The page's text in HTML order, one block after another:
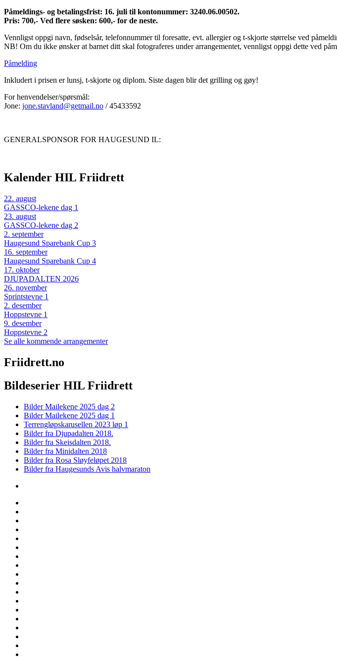
Påmeldings- og betalingsfrist: 16. juli til kontonummer: 3240.06.00502.
Pris: 700,- Ved flere søsken: 600,- for de neste.
Vennligst oppgi navn, fødselsår, telefonnummer til foresatte, evt. allergier og t-skjorte størrelse ved
NB! Om du ikke ønsker at barnet ditt skal fotograferes under arrangementet, vennligst oppgi dette ved
Påmelding
Inkludert i prisen er lunsj, t-skjorte og diplom. Siste dagen blir det grilling og gøy!
For henvendelser/spørsmål:
Jone: jone.stavland@getmail.no / 45433592
GENERALSPONSOR FOR HAUGESUND IL:
Kalender HIL Friidrett
22. august
GASSCO-lekene dag 1
23. august
GASSCO-lekene dag 2
2. september
Haugesund Sparebank Cup 3
16. september
Haugesund Sparebank Cup 4
17. oktober
DJUPADALTEN 2026
26. november
Sprintstevne 1
2. desember
Hoppstevne 1
9. desember
Hoppstevne 2
Se alle kommende arrangementer
Friidrett.no
Bildeserier HIL Friidrett
Bilder Mailekene 2025 dag 2
Bilder Mailekene 2025 dag 1
Terrengløpskarusellen 2023 løp 1
Bilder fra Djupadalten 2018.
Bilder fra Skeisdalten 2018.
Bilder fra Minidalten 2018
Bilder fra Rosa Sløyfeløpet 2018
Bilder fra Haugesunds Avis halvmaraton